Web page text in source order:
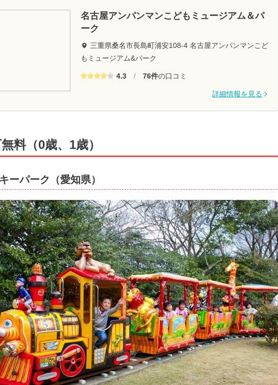
名古屋アンパンマンこどもミュージアム＆パ
ーク
三重県桑名市長島町浦安108-4 名古屋アンパンマンこど
もミュージアム&パーク
4.3 / 76件の口コミ
詳細情報を見る
料（0歳、1歳）
ーパーク（愛知県）